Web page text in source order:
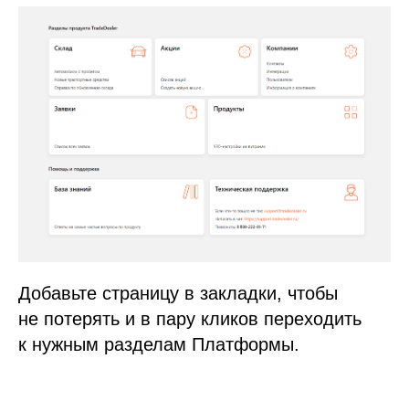
Добавьте страницу в закладки, чтобы
не потерять и в пару кликов переходить
к нужным разделам Платформы.